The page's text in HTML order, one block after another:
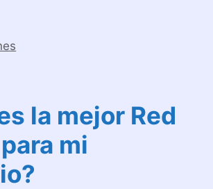
la mejor Red
mi